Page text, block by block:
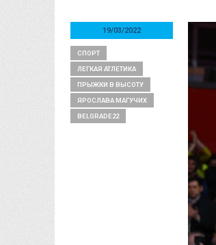
19/03/2022
СПОРТ
ЛЕГКАЯ АТЛЕТИКА
ПРЫЖКИ В ВЫСОТУ
ЯРОСЛАВА МАГУЧИХ
BELGRADE22